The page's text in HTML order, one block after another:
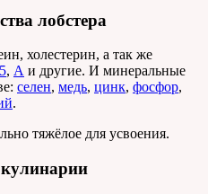
лобстера
холестерин, а так же
, А и другие. И минеральные
селен, медь, цинк, фосфор,
.
тяжёлое для усвоения.